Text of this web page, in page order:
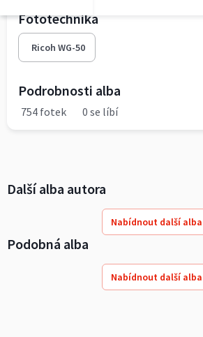
Fototechnika
Ricoh WG-50
Podrobnosti alba
754 fotek 0 se líbí
Další alba autora
Nabídnout další alba
Podobná alba
Nabídnout další alba